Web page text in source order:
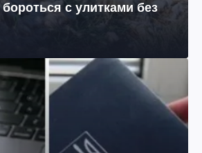
с улитками без